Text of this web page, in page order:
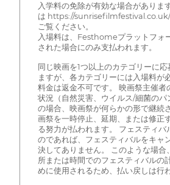
入学料の免除が有効な場合がありま
は https://
ご覧ください。
入場料は、Festhomeプラットフォ
された場合にのみ支払われます。
同じ映画を1つ以上のカテゴリーに応
ますが、各カテゴリーには入場料が
料金は返金不可です。 映画祭主催者
状況（自然災害、ウイルス/細菌のパ
の場合、映画祭が何らかの形で継続
画祭を一時停止、延期、または修正
る努力が払われます。 フェスティバ
のであれば、フェスティバルをキャ
決してありません。 このような場合
所または時間でのフェスティバルの
めに使用されるため、払い戻しは行